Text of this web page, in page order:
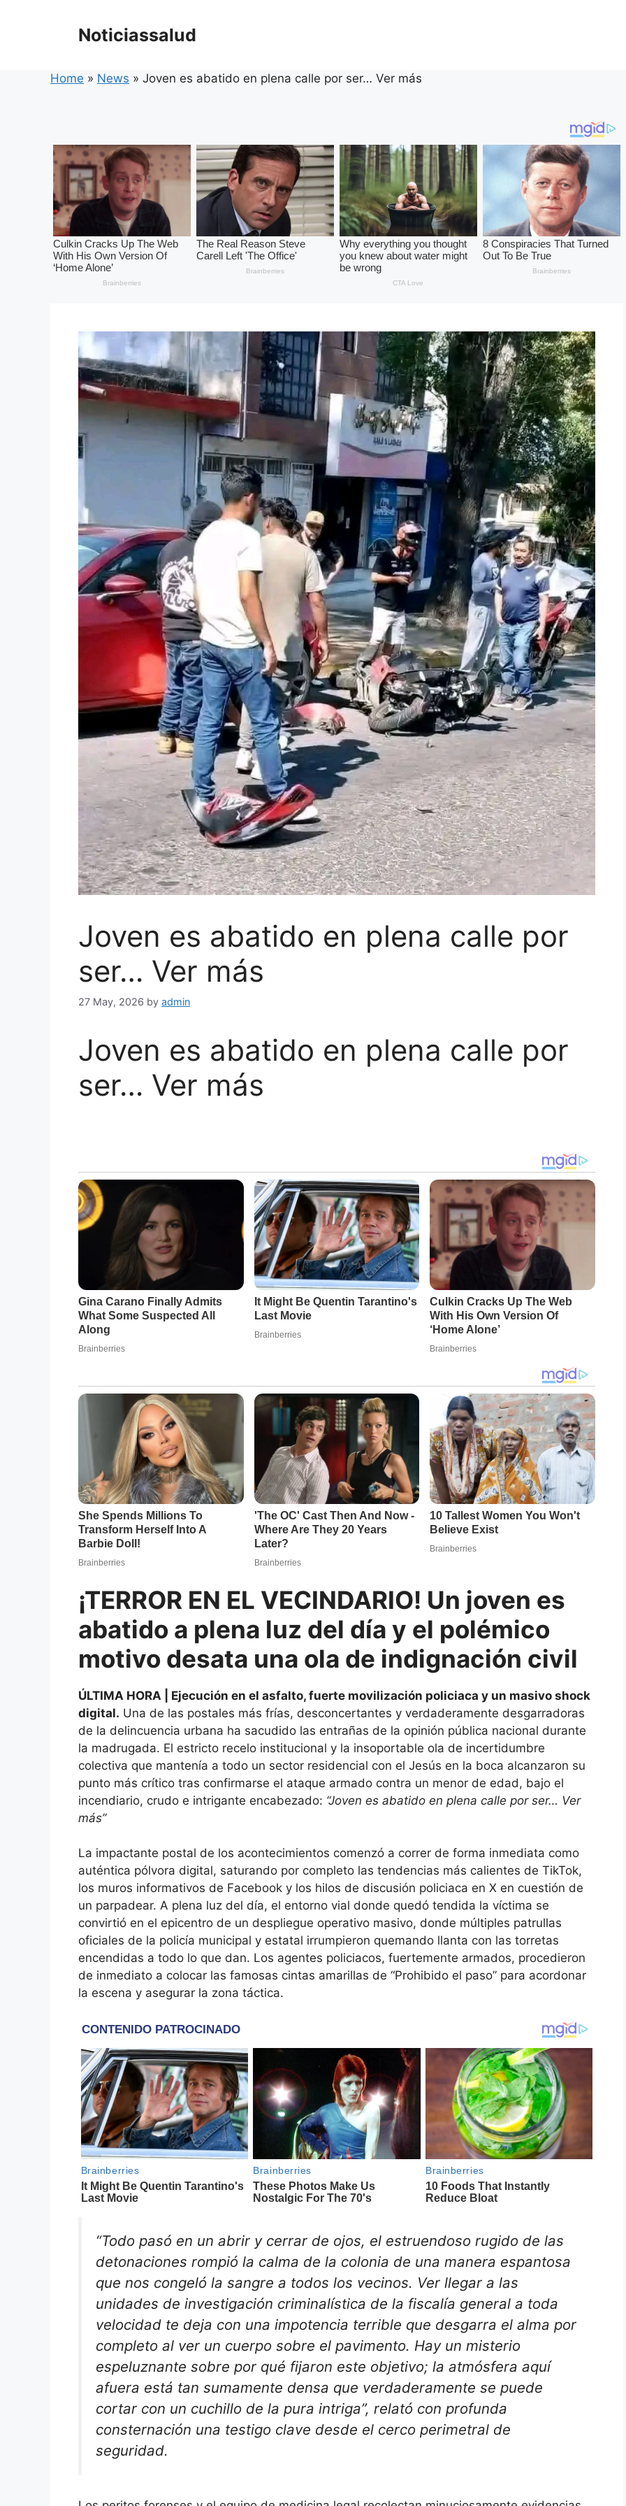
Noticiassalud
Home » News » Joven es abatido en plena calle por ser… Ver más
Joven es abatido en plena calle por
ser… Ver más
27 May, 2026 by admin
Joven es abatido en plena calle por
ser… Ver más
¡TERROR EN EL VECINDARIO! Un joven es
abatido a plena luz del día y el polémico
motivo desata una ola de indignación civil
ÚLTIMA HORA | Ejecución en el asfalto, fuerte movilización policiaca y un masivo shock
digital. Una de las postales más frías, desconcertantes y verdaderamente desgarradoras
de la delincuencia urbana ha sacudido las entrañas de la opinión pública nacional durante
la madrugada. El estricto recelo institucional y la insoportable ola de incertidumbre
colectiva que mantenía a todo un sector residencial con el Jesús en la boca alcanzaron su
punto más crítico tras confirmarse el ataque armado contra un menor de edad, bajo el
incendiario, crudo e intrigante encabezado: “Joven es abatido en plena calle por ser… Ver
más”
La impactante postal de los acontecimientos comenzó a correr de forma inmediata como
auténtica pólvora digital, saturando por completo las tendencias más calientes de TikTok,
los muros informativos de Facebook y los hilos de discusión policiaca en X en cuestión de
un parpadear. A plena luz del día, el entorno vial donde quedó tendida la víctima se
convirtió en el epicentro de un despliegue operativo masivo, donde múltiples patrullas
oficiales de la policía municipal y estatal irrumpieron quemando llanta con las torretas
encendidas a todo lo que dan. Los agentes policiacos, fuertemente armados, procedieron
de inmediato a colocar las famosas cintas amarillas de “Prohibido el paso” para acordonar
la escena y asegurar la zona táctica.
“Todo pasó en un abrir y cerrar de ojos, el estruendoso rugido de las
detonaciones rompió la calma de la colonia de una manera espantosa
que nos congeló la sangre a todos los vecinos. Ver llegar a las
unidades de investigación criminalística de la fiscalía general a toda
velocidad te deja con una impotencia terrible que desgarra el alma por
completo al ver un cuerpo sobre el pavimento. Hay un misterio
espeluznante sobre por qué fijaron este objetivo; la atmósfera aquí
afuera está tan sumamente densa que verdaderamente se puede
cortar con un cuchillo de la pura intriga”, relató con profunda
consternación una testigo clave desde el cerco perimetral de
seguridad.